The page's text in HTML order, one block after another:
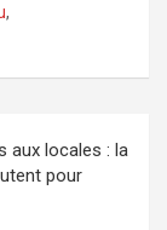
,
aux locales : la
pour